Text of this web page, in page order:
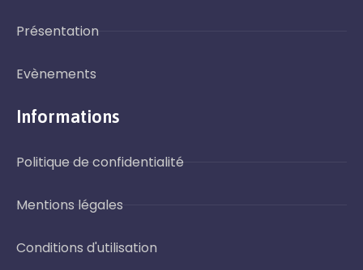
Présentation
Evènements
Informations
Politique de confidentialité
Mentions légales
Conditions d'utilisation